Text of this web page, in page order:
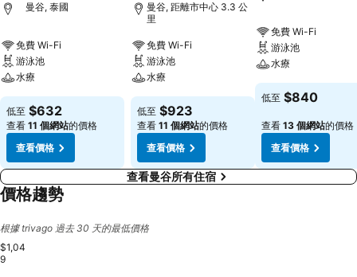
曼谷, 泰國
免費 Wi-Fi
游泳池
水療
低至 $632
查看 11 個網站的價格
查看價格
曼谷, 距離市中心 3.3 公
里
免費 Wi-Fi
游泳池
水療
低至 $923
查看 11 個網站的價格
查看價格
免費 Wi-Fi
游泳池
水療
低至 $840
查看 13 個網站的價格
查看價格
查看曼谷所有住宿
價格趨勢
根據 trivago 過去 30 天的最低價格
$1,04
9